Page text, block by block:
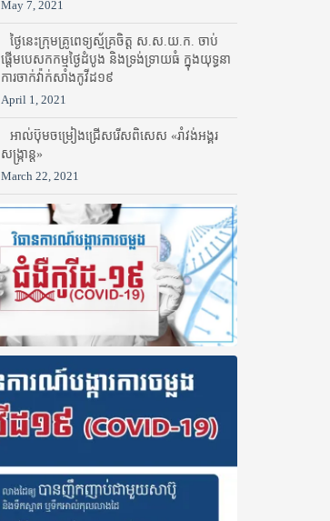
May 7, 2021
ថ្ងៃនេះក្រុមគ្រូពេទ្យស្ម័គ្រចិត្ត ស.ស.យ.ក. ចាប់
ផ្តើមបេសកកម្មថ្ងៃដំបូង និងទ្រង់ទ្រាយធំ ក្នុងយុទ្ធនា
ការចាក់វ៉ាក់សាំងកូវីដ១៩
April 1, 2021
អាល់ប៊ុមចម្រៀងជ្រើសរើសពិសេស «រាំវង់អង្គរ
សង្ក្រាន្ត»
March 22, 2021